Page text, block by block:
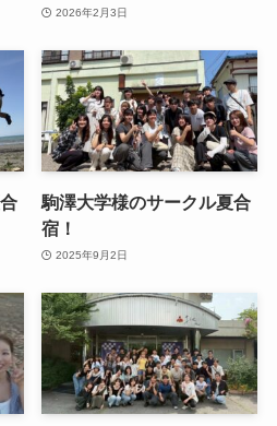
2026年2月3日
駒澤大学様のサークル夏合
宿！
2025年9月2日